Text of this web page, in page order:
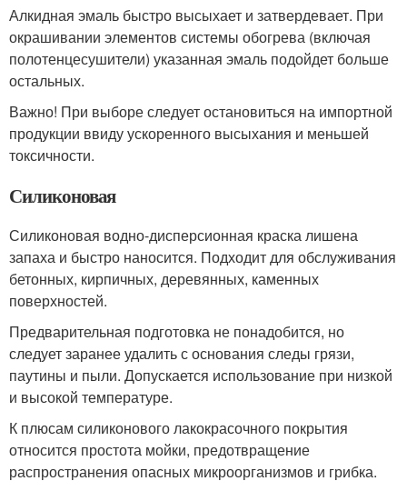
Алкидная эмаль быстро высыхает и затвердевает. При
окрашивании элементов системы обогрева (включая
полотенцесушители) указанная эмаль подойдет больше
остальных.
Важно! При выборе следует остановиться на импортной
продукции ввиду ускоренного высыхания и меньшей
токсичности.
Силиконовая
Силиконовая водно-дисперсионная краска лишена
запаха и быстро наносится. Подходит для обслуживания
бетонных, кирпичных, деревянных, каменных
поверхностей.
Предварительная подготовка не понадобится, но
следует заранее удалить с основания следы грязи,
паутины и пыли. Допускается использование при низкой
и высокой температуре.
К плюсам силиконового лакокрасочного покрытия
относится простота мойки, предотвращение
распространения опасных микроорганизмов и грибка.